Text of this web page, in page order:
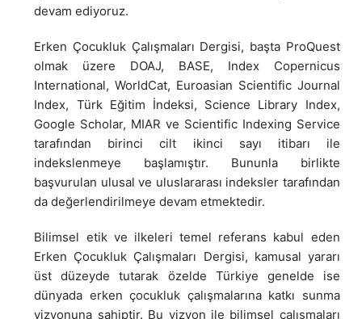
devam ediyoruz.
Erken Çocukluk Çalışmaları Dergisi, başta ProQuest
olmak üzere DOAJ, BASE, Index Copernicus
International, WorldCat, Euroasian Scientific Journal
Index, Türk Eğitim İndeksi, Science Library Index,
Google Scholar, MIAR ve Scientific Indexing Service
tarafından birinci cilt ikinci sayı itibarı ile
indekslenmeye başlamıştır. Bununla birlikte
başvurulan ulusal ve uluslararası indeksler tarafından
da değerlendirilmeye devam etmektedir.
Bilimsel etik ve ilkeleri temel referans kabul eden
Erken Çocukluk Çalışmaları Dergisi, kamusal yararı
üst düzeyde tutarak özelde Türkiye genelde ise
dünyada erken çocukluk çalışmalarına katkı sunma
vizyonuna sahiptir. Bu vizyon ile bilimsel çalışmaları